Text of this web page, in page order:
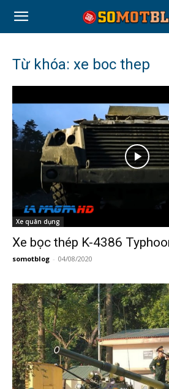
Từ khóa: xe boc thep
Xe quân dụng
Xe bọc thép K-4386
somotblog - 04/08/2020